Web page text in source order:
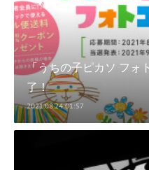
「うちの子ピカソ フォ
了！
2021.08.24 01:57